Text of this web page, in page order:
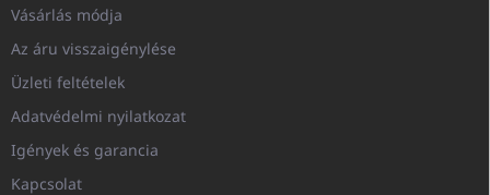
Vásárlás módja
Az áru visszaigénylése
Üzleti feltételek
Adatvédelmi nyilatkozat
Igények és garancia
Kapcsolat